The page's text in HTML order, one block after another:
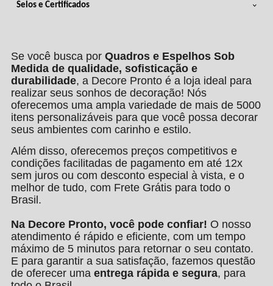
Selos e Certificados
Se você busca por Quadros e Espelhos Sob
Medida de qualidade, sofisticação e
durabilidade, a Decore Pronto é a loja ideal para
realizar seus sonhos de decoração! Nós
oferecemos uma ampla variedade de mais de 5000
itens personalizáveis para que você possa decorar
seus ambientes com carinho e estilo.
Além disso, oferecemos preços competitivos e
condições facilitadas de pagamento em até 12x
sem juros ou com desconto especial à vista, e o
melhor de tudo, com Frete Grátis para todo o
Brasil.
Na Decore Pronto, você pode confiar! O nosso
atendimento é rápido e eficiente, com um tempo
máximo de 5 minutos para retornar o seu contato.
E para garantir a sua satisfação, fazemos questão
de oferecer uma entrega rápida e segura, para